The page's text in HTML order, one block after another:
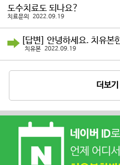
도수치료도 되나요?
치료문의 2022.09.19
[답변] 안녕하세요. 치유본
치유본 2022.09.19
더보기